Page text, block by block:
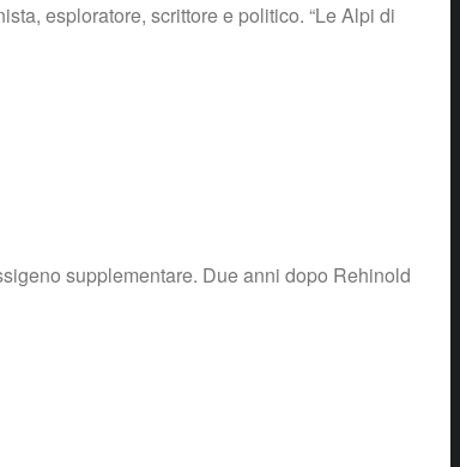
esploratore, scrittore e politico. “Le Alpi di
supplementare. Due anni dopo Rehinold